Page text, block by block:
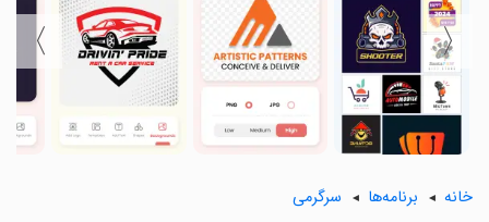
〈
〉
خانه برنامه‌ها سرگرمی